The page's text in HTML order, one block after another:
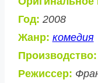
Год: 2008
Жанр: комедия
Производство:
Режиссер: